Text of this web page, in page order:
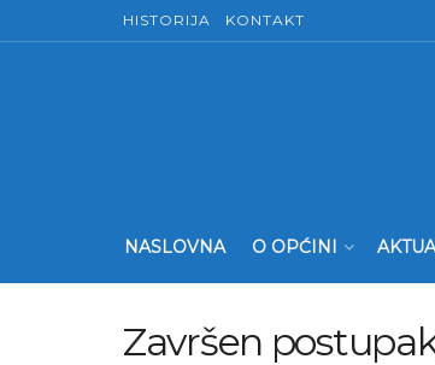
HISTORIJA KONTAKT
NASLOVNA O OPĆINI
Završen